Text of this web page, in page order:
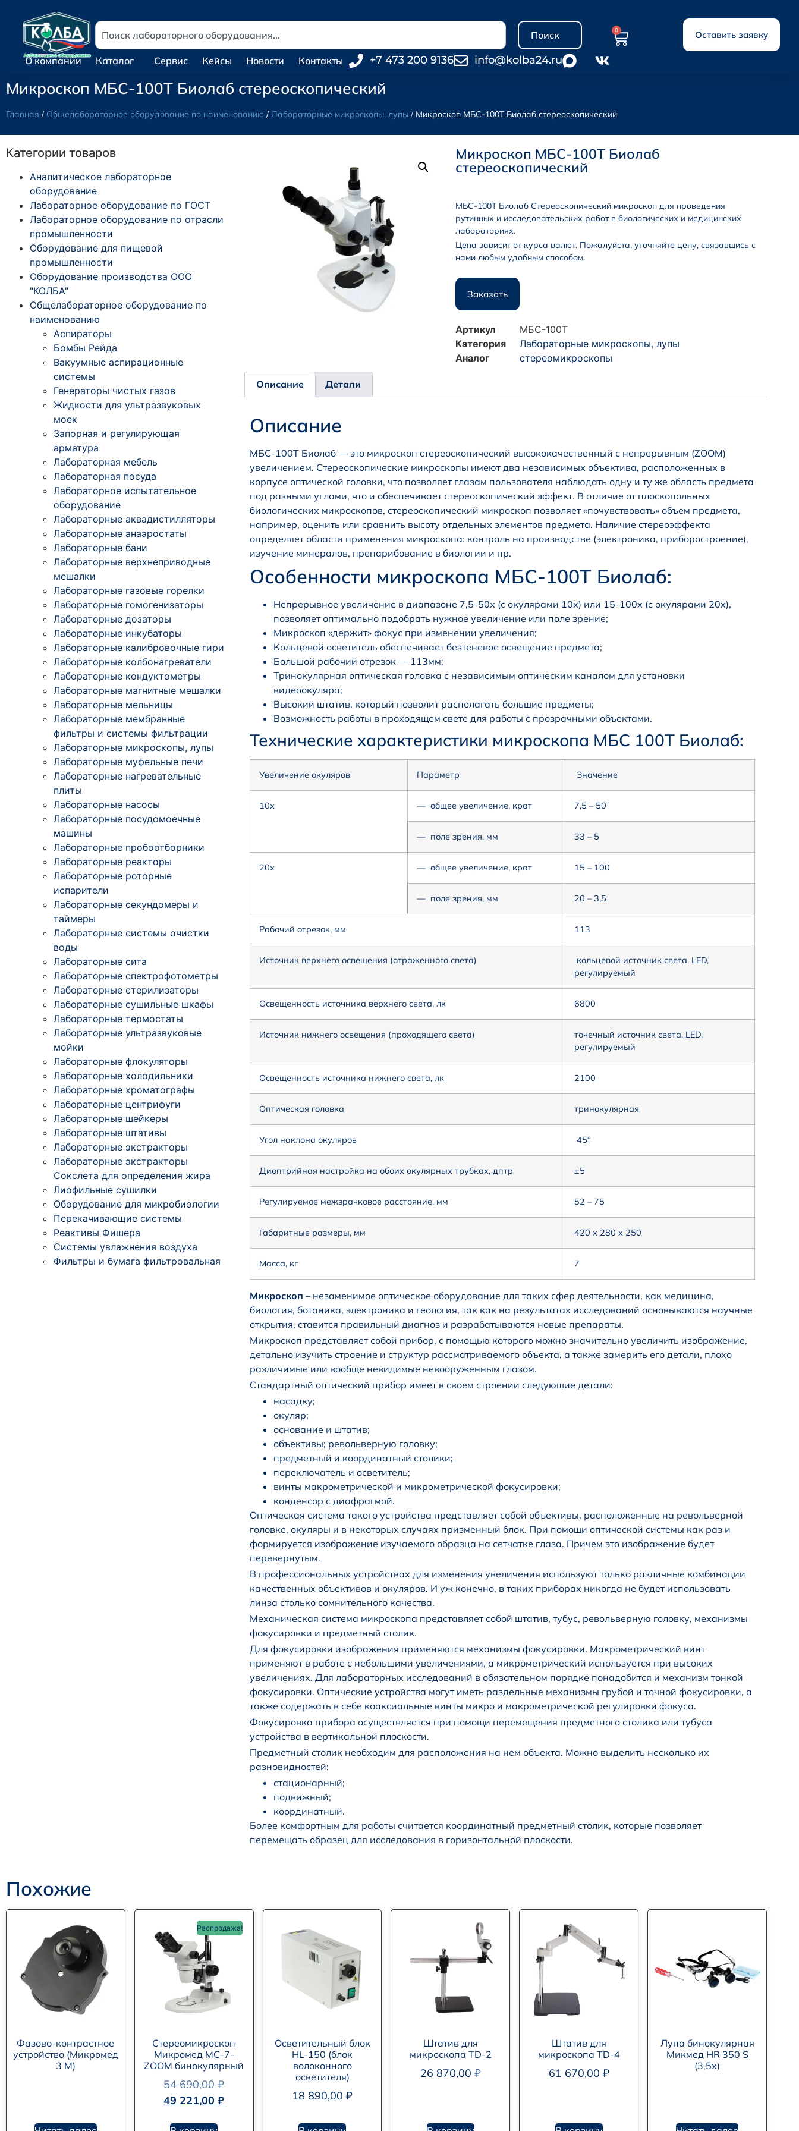
Поиск 0 Оставить заявку
О компании Каталог Сервис Кейсы Новости Контакты +7 473 200 9136 info@kolba24.ru
Микроскоп МБС-100Т Биолаб стереоскопический
Главная / Общелабораторное оборудование по наименованию /Лабораторные микроскопы, лупы / Микроскоп МБС-100Т Биолаб стереоскопический
Категории товаров
Аналитическое лабораторное
оборудование
Лабораторное оборудование по ГОСТ
Лабораторное оборудование по отрасли
промышленности
Оборудование для пищевой
промышленности
Оборудование производства ООО
"КОЛБА"
Общелабораторное оборудование по
наименованию
Аспираторы
Бомбы Рейда
Вакуумные аспирационные
системы
Генераторы чистых газов
Жидкости для ультразвуковых
моек
Запорная и регулирующая
арматура
Лабораторная мебель
Лабораторная посуда
Лабораторное испытательное
оборудование
Лабораторные аквадистилляторы
Лабораторные анаэростаты
Лабораторные бани
Лабораторные верхнеприводные
мешалки
Лабораторные газовые горелки
Лабораторные гомогенизаторы
Лабораторные дозаторы
Лабораторные инкубаторы
Лабораторные калибровочные гири
Лабораторные колбонагреватели
Лабораторные кондуктометры
Лабораторные магнитные мешалки
Лабораторные мельницы
Лабораторные мембранные
фильтры и системы фильтрации
Лабораторные микроскопы, лупы
Лабораторные муфельные печи
Лабораторные нагревательные
плиты
Лабораторные насосы
Лабораторные посудомоечные
машины
Лабораторные пробоотборники
Лабораторные реакторы
Лабораторные роторные
испарители
Лабораторные секундомеры и
таймеры
Лабораторные системы очистки
воды
Лабораторные сита
Лабораторные спектрофотометры
Лабораторные стерилизаторы
Лабораторные сушильные шкафы
Лабораторные термостаты
Лабораторные ультразвуковые
мойки
Лабораторные флокуляторы
Лабораторные холодильники
Лабораторные хроматографы
Лабораторные центрифуги
Лабораторные шейкеры
Лабораторные штативы
Лабораторные экстракторы
Лабораторные экстракторы
Сокслета для определения жира
Лиофильные сушилки
Оборудование для микробиологии
Перекачивающие системы
Реактивы Фишера
Системы увлажнения воздуха
Фильтры и бумага фильтровальная
Микроскоп МБС-100Т Биолаб
стереоскопический
МБС-100Т Биолаб Стереоскопический микроскоп для проведения
рутинных и исследовательских работ в биологических и медицинских
лабораториях.
Цена зависит от курса валют. Пожалуйста, уточняйте цену, связавшись с
нами любым удобным способом.
Заказать
Артикул
МБС-100Т
Категория
Лабораторные микроскопы, лупы
Аналог
стереомикроскопы
Описание Детали
Описание
МБС-100Т Биолаб — это микроскоп стереоскопический высококачественный с непрерывным (ZOOM)
увеличением. Стереоскопические микроскопы имеют два независимых объектива, расположенных в
корпусе оптической головки, что позволяет глазам пользователя наблюдать одну и ту же область предмета
под разными углами, что и обеспечивает стереоскопический эффект. В отличие от плоскопольных
биологических микроскопов, стереоскопический микроскоп позволяет «почувствовать» объем предмета,
например, оценить или сравнить высоту отдельных элементов предмета. Наличие стереоэффекта
определяет области применения микроскопа: контроль на производстве (электроника, приборостроение),
изучение минералов, препарибование в биологии и пр.
Особенности микроскопа МБС-100Т Биолаб:
Непрерывное увеличение в диапазоне 7,5-50х (с окулярами 10х) или 15-100х (с окулярами 20х),
позволяет оптимально подобрать нужное увеличение или поле зрение;
Микроскоп «держит» фокус при изменении увеличения;
Кольцевой осветитель обеспечивает безтеневое освещение предмета;
Большой рабочий отрезок — 113мм;
Тринокулярная оптическая головка с независимым оптическим каналом для установки
видеоокуляра;
Высокий штатив, который позволит располагать большие предметы;
Возможность работы в проходящем свете для работы с прозрачными объектами.
Технические характеристики микроскопа МБС 100Т Биoлaб:
Увеличение окуляров Параметр Значение
10х — общее увеличение, крат 7,5 – 50
— поле зрения, мм 33 – 5
20х — общее увеличение, крат 15 – 100
— поле зрения, мм 20 – 3,5
Рабочий отрезок, мм 113
Источник верхнего освещения (отраженного света)
кольцевой источник света, LED,
регулируемый
Освещенность источника верхнего света, лк 6800
Источник нижнего освещения (проходящего света)
точечный источник света, LED,
регулируемый
Освещенность источника нижнего света, лк 2100
Оптическая головка тринокулярная
Угол наклона окуляров 45°
Диоптрийная настройка на обоих окулярных трубках, дптр ±5
Регулируемое межзрачковое расстояние, мм 52 – 75
Габаритные размеры, мм 420 х 280 х 250
Масса, кг 7
Микроскоп – незаменимое оптическое оборудование для таких сфер деятельности, как медицина,
биология, ботаника, электроника и геология, так как на результатах исследований основываются научные
открытия, ставится правильный диагноз и разрабатываются новые препараты.
Микроскоп представляет собой прибор, с помощью которого можно значительно увеличить изображение,
детально изучить строение и структур рассматриваемого объекта, а также замерить его детали, плохо
различимые или вообще невидимые невооруженным глазом.
Стандартный оптический прибор имеет в своем строении следующие детали:
насадку;
окуляр;
основание и штатив;
объективы; револьверную головку;
предметный и координатный столики;
переключатель и осветитель;
винты макрометрической и микрометрической фокусировки;
конденсор с диафрагмой.
Оптическая система такого устройства представляет собой объективы, расположенные на револьверной
головке, окуляры и в некоторых случаях призменный блок. При помощи оптической системы как раз и
формируется изображение изучаемого образца на сетчатке глаза. Причем это изображение будет
перевернутым.
В профессиональных устройствах для изменения увеличения используют только различные комбинации
качественных объективов и окуляров. И уж конечно, в таких приборах никогда не будет использовать
линза столько сомнительного качества.
Механическая система микроскопа представляет собой штатив, тубус, револьверную головку, механизмы
фокусировки и предметный столик.
Для фокусировки изображения применяются механизмы фокусировки. Макрометрический винт
применяют в работе с небольшими увеличениями, а микрометрический используется при высоких
увеличениях. Для лабораторных исследований в обязательном порядке понадобится и механизм тонкой
фокусировки. Оптические устройства могут иметь раздельные механизмы грубой и точной фокусировки, а
также содержать в себе коаксиальные винты микро и макрометрической регулировки фокуса.
Фокусировка прибора осуществляется при помощи перемещения предметного столика или тубуса
устройства в вертикальной плоскости.
Предметный столик необходим для расположения на нем объекта. Можно выделить несколько их
разновидностей:
стационарный;
подвижный;
координатный.
Более комфортным для работы считается координатный предметный столик, которые позволяет
перемещать образец для исследования в горизонтальной плоскости.
Похожие
Фазово-контрастное
устройство (Микромед
3 M)
Распродажа!
Стереомикроскоп
Микромед MC-7-
ZOOM бинокулярный
54 690,00₽
49 221,00₽
Осветительный блок
HL-150 (блок
волоконного
осветителя)
18 890,00₽
Штатив для
микроскопа TD-2
26 870,00 ₽
Штатив для
микроскопа TD-4
61 670,00 ₽
Лупа бинокулярная
Микмед HR 350 S
(3,5х)